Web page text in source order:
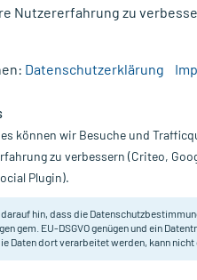
Nur für kurze Zeit:Gratis-
20 ml
Nutzererfahrung zu
Datenschutzerklärung
können wir Besuche und
zu verbessern (Criteo,
Plugin).
hin, dass die
gem. EU-DSGVO genügen und ein
Daten dort verarbeitet werden, kann